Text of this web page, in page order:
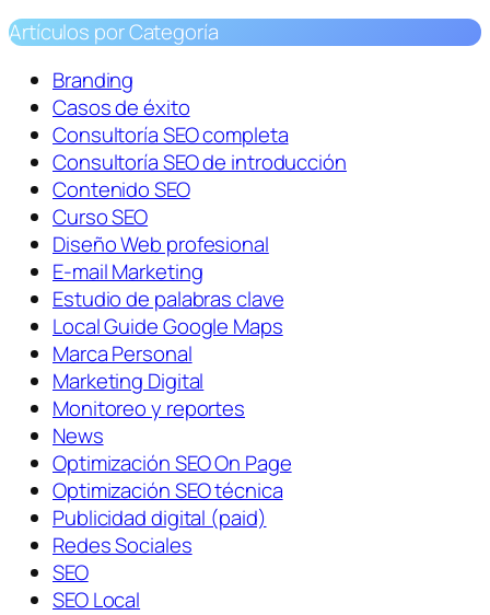
Artículos por Categoría
Branding
Casos de éxito
Consultoría SEO completa
Consultoría SEO de introducción
Contenido SEO
Curso SEO
Diseño Web profesional
E-mail Marketing
Estudio de palabras clave
Local Guide Google Maps
Marca Personal
Marketing Digital
Monitoreo y reportes
News
Optimización SEO On Page
Optimización SEO técnica
Publicidad digital (paid)
Redes Sociales
SEO
SEO Local